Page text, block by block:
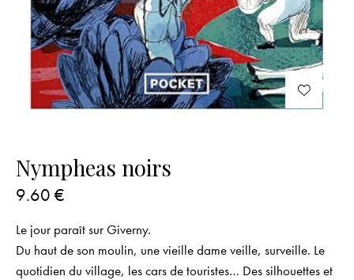
Nympheas noirs
9.60 €
Le jour paraît sur Giverny.
Du haut de son moulin, une vieille dame veille, surveille. Le
quotidien du village, les cars de touristes… Des silhouettes et